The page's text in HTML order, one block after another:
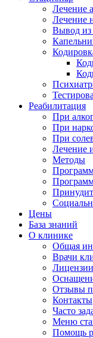
Лечение
Лечение
Вывод из
Реабилитация
При
При
При
Лечение
Методы
Цены
База знаний
О клинике
Общая
Врачи
Лицензии
Отзывы
Контакты
Часто
Меню
Помощь